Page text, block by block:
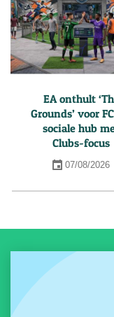
EA onthult
Grounds’ voor
sociale hub
Clubs-focus
07/08/2026